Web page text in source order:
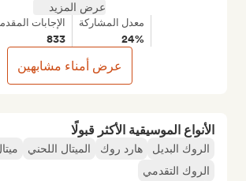
الأنواع الموسيقية الأكثر قبولًا
الروك البديل هارد روك الميتال اللحني
الروك التقدمي
عرض المزيد
معدل المشاركة
24%
الإجابات
833
عرض أمناء مشابهين